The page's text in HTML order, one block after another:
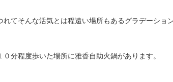
分程度歩いた場所に雅香自助火鍋があります。